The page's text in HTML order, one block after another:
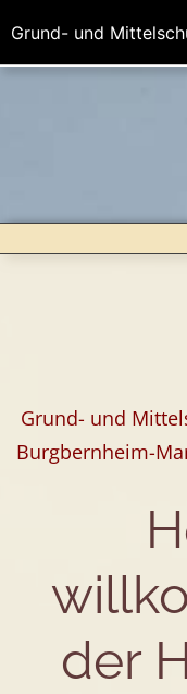
Grund- und
Burgbernheim-
der